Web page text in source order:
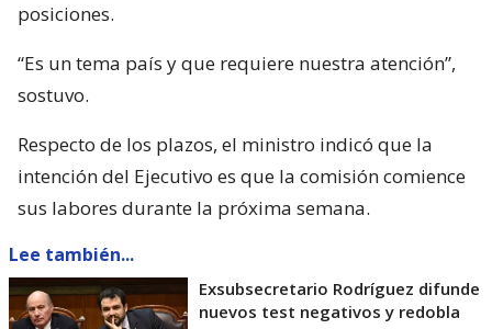
posiciones.
“Es un tema país y que requiere nuestra atención”,
sostuvo.
Respecto de los plazos, el ministro indicó que la
intención del Ejecutivo es que la comisión comience
sus labores durante la próxima semana.
Lee también...
Exsubsecretario Rodríguez difunde
nuevos test negativos y redobla